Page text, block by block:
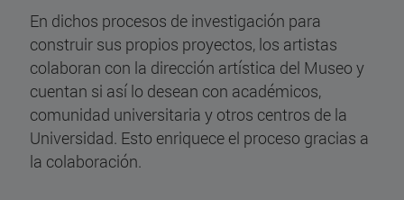
En dichos procesos de investigación para
construir sus propios proyectos, los artistas
colaboran con la dirección artística del Museo y
cuentan si así lo desean con académicos,
comunidad universitaria y otros centros de la
Universidad. Esto enriquece el proceso gracias a
la colaboración.